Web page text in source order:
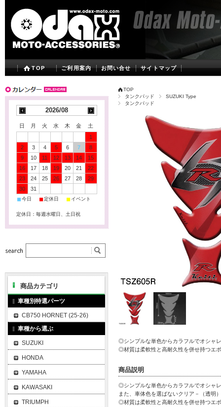
TOP ご利用案内 お問い合せ サイトマップ
TOP
タンクパッド
SUZUKI Type
タンクパッド
◎シンプルな単色からカラフルでオシャ
◎材質は柔軟性と高耐久性を併せ持つエ
商品説明
◎シンプルな単色からカラフルでオシャ
また、車体色を選ばないクリア－（透明
◎材質は柔軟性と高耐久性を併せ持つエ
2026/08
日 月 火 水 木 金
土
1
2
3 4 5 6 7
8
9
10 11 12 13 14
15
16
17 18 19 20 21
22
23
24 25 26 27 28
29
30
31
■今日 ■定休日 ■ イベント
定休日：毎週水曜日、土日祝
商品カテゴリ
車種別特選パーツ
CB750 HORNET (25-26)
車種から選ぶ
SUZUKI
HONDA
YAMAHA
KAWASAKI
TRIUMPH